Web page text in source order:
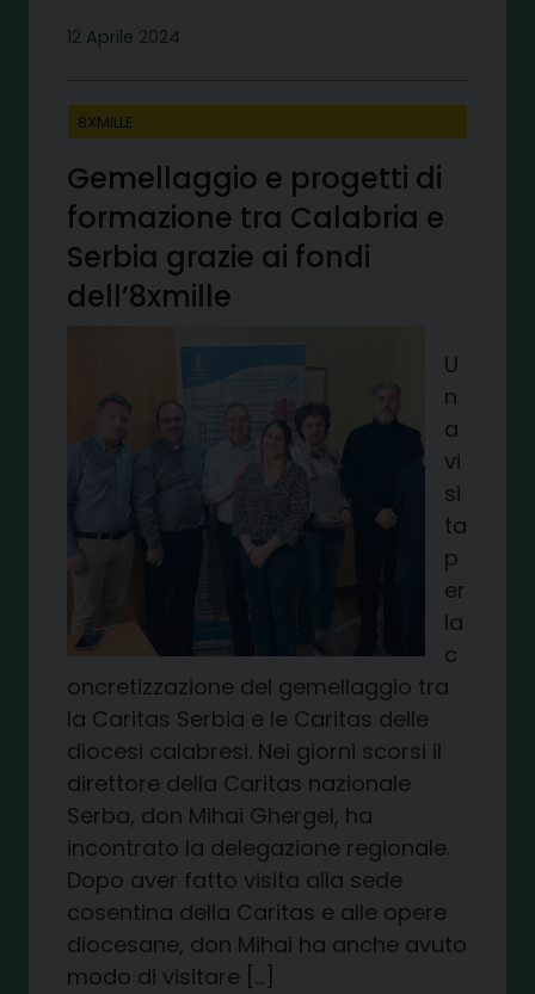
12 Aprile 2024
8XMILLE
Gemellaggio e progetti di
formazione tra Calabria e
Serbia grazie ai fondi
dell’8xmille
U
n
a
vi
si
ta
p
er
la
c
oncretizzazione del gemellaggio tra
la Caritas Serbia e le Caritas delle
diocesi calabresi. Nei giorni scorsi il
direttore della Caritas nazionale
Serba, don Mihai Ghergel, ha
incontrato la delegazione regionale.
Dopo aver fatto visita alla sede
cosentina della Caritas e alle opere
diocesane, don Mihai ha anche avuto
modo di visitare […]